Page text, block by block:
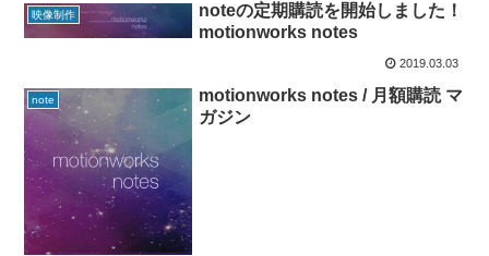
映像制作
noteの定期購読を開始しました！
motionworks notes
2019.03.03
note
motionworks notes / 月額購読 マ
ガジン